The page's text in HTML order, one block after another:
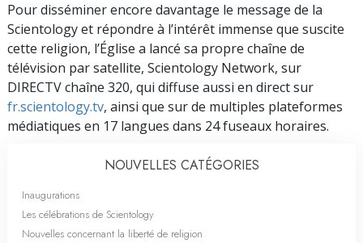
Pour disséminer encore davantage le message de la
Scientology et répondre à l’intérêt immense que suscite
cette religion, l’Église a lancé sa propre chaîne de
télévision par satellite, Scientology Network, sur
DIRECTV chaîne 320, qui diffuse aussi en direct sur
fr.scientology.tv, ainsi que sur de multiples plateformes
médiatiques en 17 langues dans 24 fuseaux horaires.
NOUVELLES CATÉGORIES
Inaugurations
Les célébrations de Scientology
Nouvelles concernant la liberté de religion